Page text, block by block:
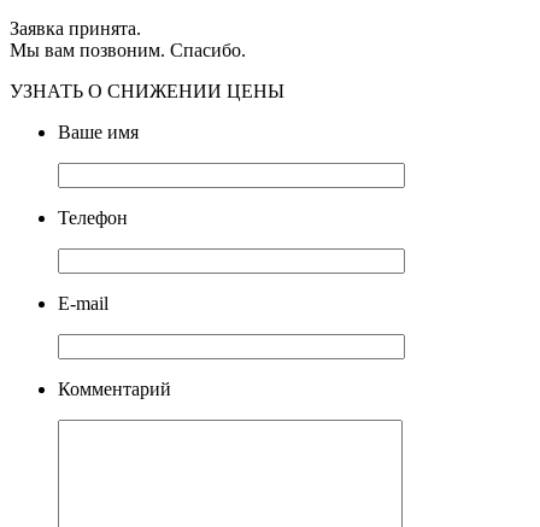
Заявка принята.
Мы вам позвоним. Спасибо.
УЗНАТЬ О СНИЖЕНИИ ЦЕНЫ
Ваше имя
Телефон
E-mail
Комментарий